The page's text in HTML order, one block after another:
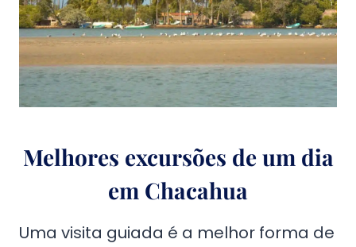
Melhores excursões de um dia
em Chacahua
Uma visita guiada é a melhor forma de